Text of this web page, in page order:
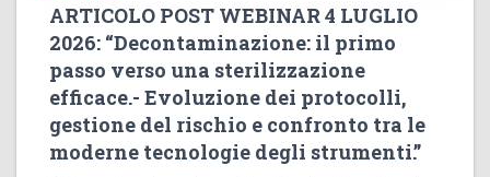
ARTICOLO POST WEBINAR 4 LUGLIO
2026: “Decontaminazione: il primo
passo verso una sterilizzazione
efficace.- Evoluzione dei protocolli,
gestione del rischio e confronto tra le
moderne tecnologie degli strumenti.”